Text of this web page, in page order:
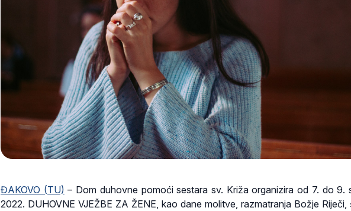
ĐAKOVO (TU) – Dom duhovne pomoći sestara sv. Križa organizira od 7. do 9.
2022. DUHOVNE VJEŽBE ZA ŽENE, kao dane molitve, razmatranja Božje Riječi,